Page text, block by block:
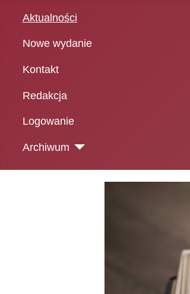
Aktualności
Nowe wydanie
Kontakt
Redakcja
Logowanie
Archiwum